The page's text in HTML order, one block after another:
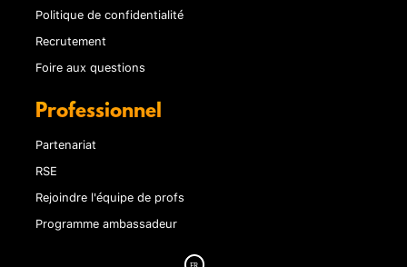
Politique de confidentialité
Recrutement
Foire aux questions
Professionnel
Partenariat
RSE
Rejoindre l'équipe de profs
Programme ambassadeur